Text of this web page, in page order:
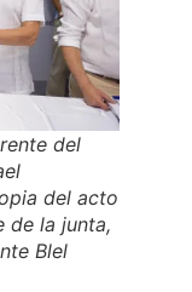
del
del acto
de la junta,
Blel